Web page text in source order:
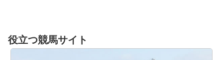
役立つ競馬サイト